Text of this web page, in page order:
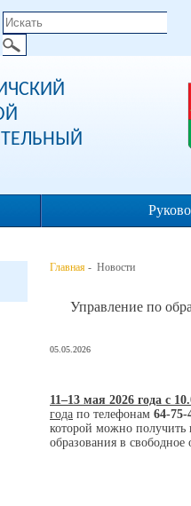
Главная - Новости
Управление по
05.05.2026
11–13 мая 2026 года с
года по телефонам 64-75-
которой можно получить
образования в